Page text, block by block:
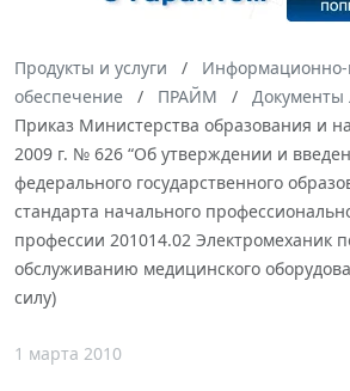
Продукты и услуги
Информационно-
обеспечение
ПРАЙМ
Приказ Министерства образования и
2009 г. № 626 “Об утверждении и
федерального государственного
стандарта начального
профессии 201014.02 Электромеханик
обслуживанию медицинского
силу)
1 марта 2010